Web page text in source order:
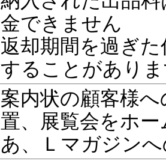
金できません
返却期間を過ぎ
することがあり
案内状の顧客様
置、展覧会をホ
あ、Ｌマガジン